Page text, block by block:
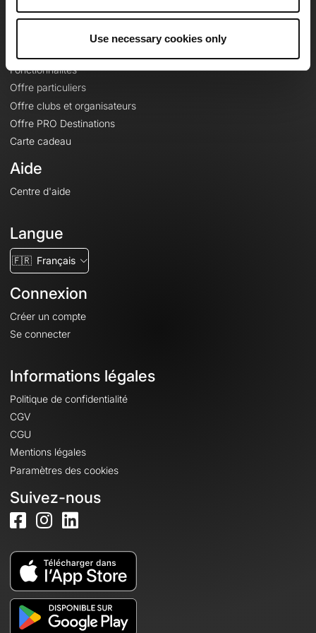
Use necessary cookies only
Fonctionnalités
Offre particuliers
Offre clubs et organisateurs
Offre PRO Destinations
Carte cadeau
Aide
Centre d'aide
Langue
🇫🇷 Français
Connexion
Créer un compte
Se connecter
Informations légales
Politique de confidentialité
CGV
CGU
Mentions légales
Paramètres des cookies
Suivez-nous